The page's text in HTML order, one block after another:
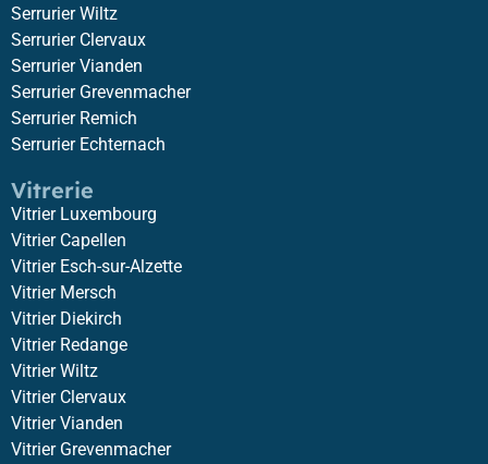
Serrurier Wiltz
Serrurier Clervaux
Serrurier Vianden
Serrurier Grevenmacher
Serrurier Remich
Serrurier Echternach
Vitrerie
Vitrier Luxembourg
Vitrier Capellen
Vitrier Esch-sur-Alzette
Vitrier Mersch
Vitrier Diekirch
Vitrier Redange
Vitrier Wiltz
Vitrier Clervaux
Vitrier Vianden
Vitrier Grevenmacher